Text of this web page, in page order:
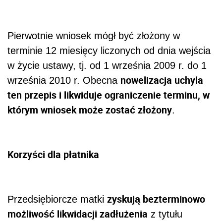
Pierwotnie wniosek mógł być złożony w
terminie 12 miesięcy liczonych od dnia wejścia
w życie ustawy, tj. od 1 września 2009 r. do 1
września 2010 r. Obecna nowelizacja uchyla
ten przepis i likwiduje ograniczenie terminu, w
którym wniosek może zostać złożony.
Korzyści dla płatnika
Przedsiębiorcze matki zyskują bezterminowo
możliwość likwidacji zadłużenia z tytułu